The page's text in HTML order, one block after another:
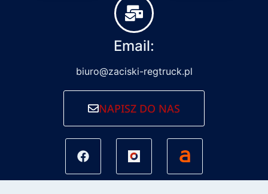
Email:
biuro@zaciski-regtruck.pl
NAPISZ DO NAS